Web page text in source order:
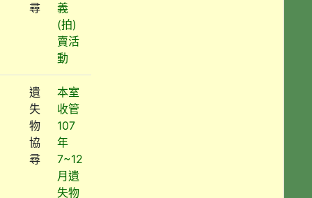
尋
義
(拍)
賣活
動
遺
失
物
協
尋
本室
收管
107
年
7~12
月遺
失物